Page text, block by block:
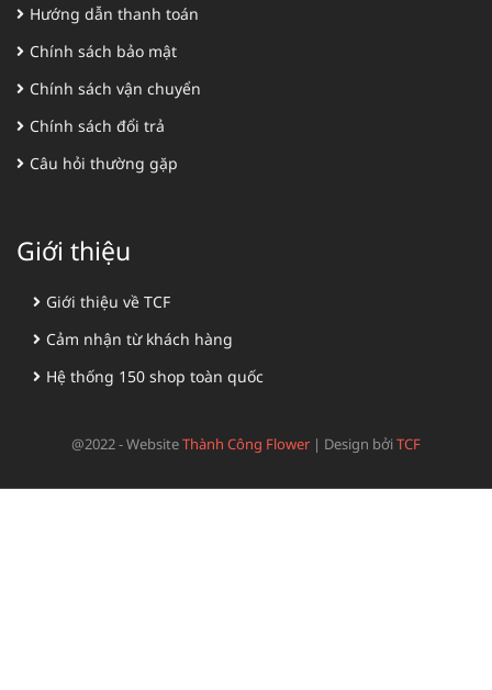
Hướng dẫn thanh toán
Chính sách bảo mật
Chính sách vận chuyển
Chính sách đổi trả
Câu hỏi thường gặp
Giới thiệu
Giới thiệu về TCF
Cảm nhận từ khách hàng
Hệ thống 150 shop toàn quốc
@2022 - WebsiteThành Công Flower | Design bởiTCF